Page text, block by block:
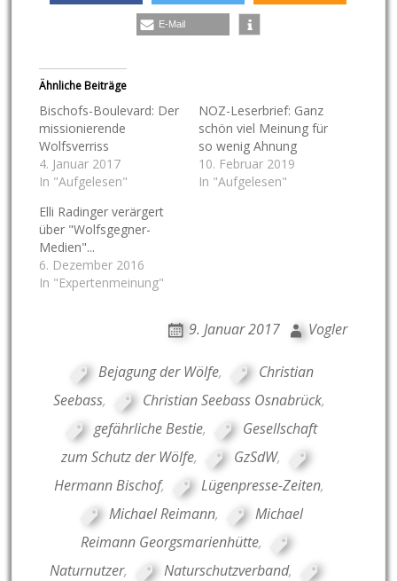
E-Mail
Ähnliche Beiträge
Bischofs-Boulevard: Der
missionierende
Wolfsverriss
4. Januar 2017
In "Aufgelesen"
NOZ-Leserbrief: Ganz
schön viel Meinung für
so wenig Ahnung
10. Februar 2019
In "Aufgelesen"
Elli Radinger verärgert
über "Wolfsgegner-
Medien"...
6. Dezember 2016
In "Expertenmeinung"
9. Januar 2017 Vogler
Bejagung der Wölfe,
Christian
Seebass, Christian Seebass Osnabrück,
gefährliche Bestie,
Gesellschaft
zum Schutz der Wölfe, GzSdW,
Hermann Bischof, Lügenpresse-Zeiten,
Michael Reimann,
Michael
Reimann Georgsmarienhütte,
Naturnutzer, Naturschutzverband,